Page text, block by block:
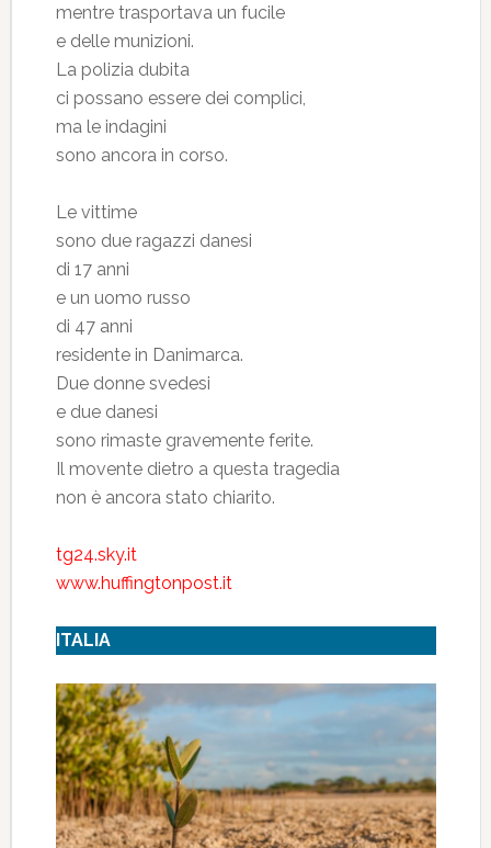
mentre trasportava un fucile
e delle munizioni.
La polizia dubita
ci possano essere dei complici,
ma le indagini
sono ancora in corso.
Le vittime
sono due ragazzi danesi
di 17 anni
e un uomo russo
di 47 anni
residente in Danimarca.
Due donne svedesi
e due danesi
sono rimaste gravemente ferite.
Il movente dietro a questa tragedia
non è ancora stato chiarito.
tg24.sky.it
www.huffingtonpost.it
ITALIA